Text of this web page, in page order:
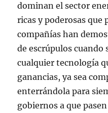
dominan el sector
ricas y poderosas que
compañías han
de escrúpulos cuando
cualquier tecnología
ganancias, ya sea
enterrándola para
gobiernos a que